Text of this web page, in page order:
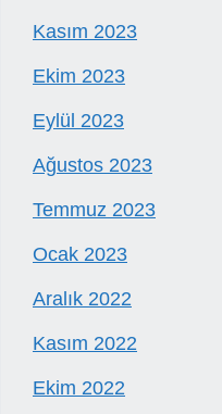
Kasım 2023
Ekim 2023
Eylül 2023
Ağustos 2023
Temmuz 2023
Ocak 2023
Aralık 2022
Kasım 2022
Ekim 2022